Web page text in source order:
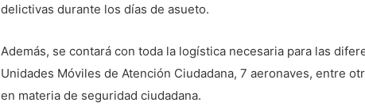
delictivas durante los días de asueto.
Además, se contará con toda la logística necesaria para las
Unidades Móviles de Atención Ciudadana, 7 aeronaves, entre
en materia de seguridad ciudadana.